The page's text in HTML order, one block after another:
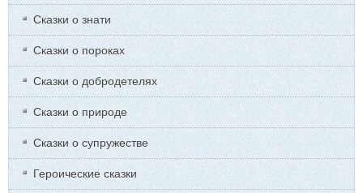
Сказки о знати
Сказки о пороках
Сказки о добродетелях
Сказки о природе
Сказки о супружестве
Героические сказки